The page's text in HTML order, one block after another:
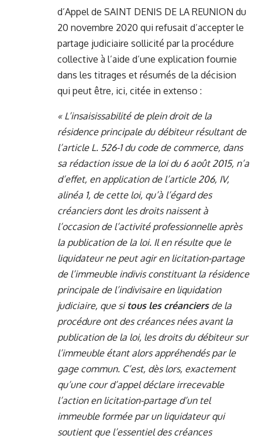
d’Appel de SAINT DENIS DE LA REUNION du
20 novembre 2020 qui refusait d’accepter le
partage judiciaire sollicité par la procédure
collective à l’aide d’une explication fournie
dans les titrages et résumés de la décision
qui peut être, ici, citée in extenso :
« L’insaisissabilité de plein droit de la
résidence principale du débiteur résultant de
l’article L. 526-1 du code de commerce, dans
sa rédaction issue de la loi du 6 août 2015, n’a
d’effet, en application de l’article 206, IV,
alinéa 1, de cette loi, qu’à l’égard des
créanciers dont les droits naissent à
l’occasion de l’activité professionnelle après
la publication de la loi. Il en résulte que le
liquidateur ne peut agir en licitation-partage
de l’immeuble indivis constituant la résidence
principale de l’indivisaire en liquidation
judiciaire, que si tous les créanciersde la
procédure ont des créances nées avant la
publication de la loi, les droits du débiteur sur
l’immeuble étant alors appréhendés par le
gage commun. C’est, dès lors, exactement
qu’une cour d’appel déclare irrecevable
l’action en licitation-partage d’un tel
immeuble formée par un liquidateur qui
soutient que l’essentiel des créances